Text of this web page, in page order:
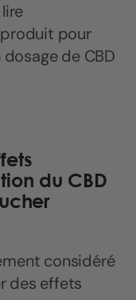
pour
de CBD
du CBD
considéré
des effets